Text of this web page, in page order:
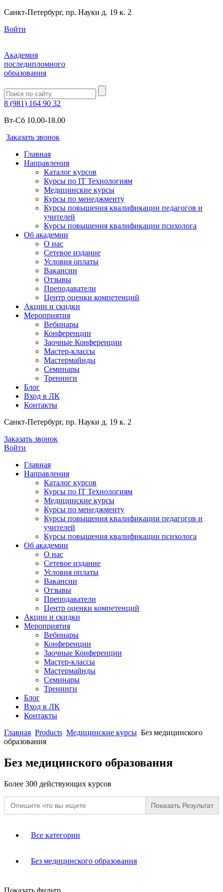
Санкт-Петербург, пр. Науки д. 19 к. 2
Войти
Академия
последипломного
образования
8 (981) 164 90 32
Вт-Сб 10.00-18.00
Заказать звонок
Главная
Направления
Каталог курсов
Курсы по IT Технологиям
Медицинские курсы
Курсы по менеджменту
Курсы повышения квалификации педагогов и
учителей
Курсы повышения квалификации психолога
Об академии
О нас
Сетевое издание
Условия оплаты
Вакансии
Отзывы
Преподаватели
Центр оценки компетенций
Акции и скидки
Мероприятия
Вебинары
Конференции
Заочные Конференции
Мастер-классы
Мастермайнды
Семинары
Тренинги
Блог
Вход в ЛК
Контакты
Санкт-Петербург, пр. Науки д. 19 к. 2
Заказать звонок
Войти
Главная
Направления
Каталог курсов
Курсы по IT Технологиям
Медицинские курсы
Курсы по менеджменту
Курсы повышения квалификации педагогов и
учителей
Курсы повышения квалификации психолога
Об академии
О нас
Сетевое издание
Условия оплаты
Вакансии
Отзывы
Преподаватели
Центр оценки компетенций
Акции и скидки
Мероприятия
Вебинары
Конференции
Заочные Конференции
Мастер-классы
Мастермайнды
Семинары
Тренинги
Блог
Вход в ЛК
Контакты
Главная Products Медицинские курсы Без медицинского
образования
Без медицинского образования
Более 300 действующих курсов
Search
for:
Все категории
Без медицинского образования
Показать фильтр